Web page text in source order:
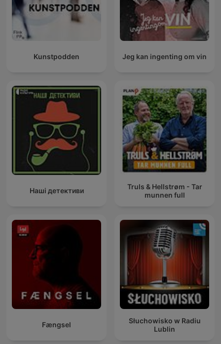
Kunstpodden Jeg kan ingenting om vin
Наші детективи
Truls & Hellstrøm - Tar
munnen full
Fængsel
Słuchowisko w Radiu
Lublin